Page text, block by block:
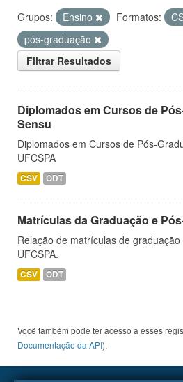
Grupos: Ensino Formatos:
pós-graduação
Filtrar Resultados
Diplomados em Cursos de
Sensu
Diplomados em Cursos de Pós-
UFCSPA
CSV ODT
Matrículas da Graduação e
Relação de matrículas de
UFCSPA.
CSV ODT
Você também pode ter acesso a esses
Documentação da API).